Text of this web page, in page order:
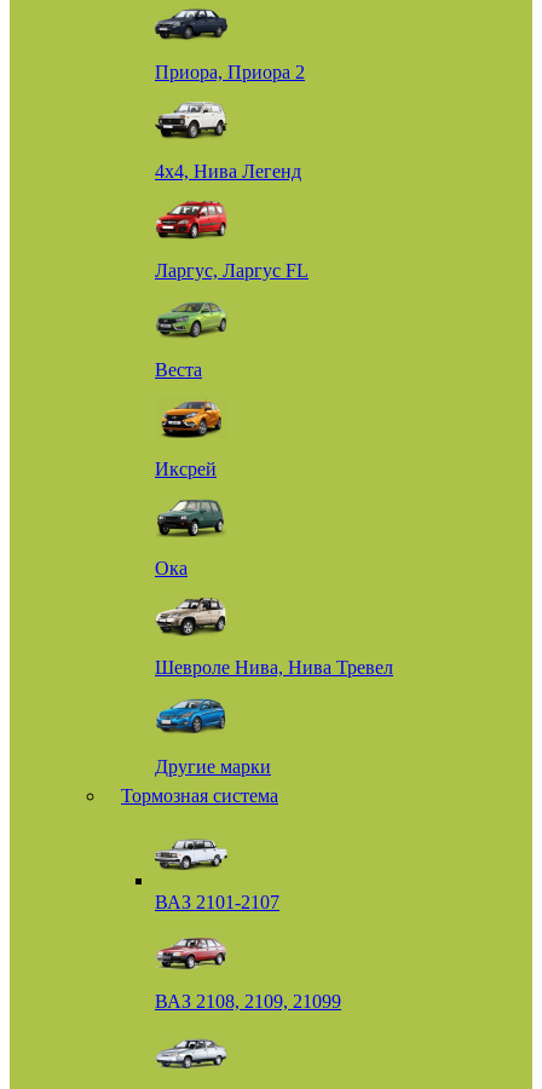
Приора, Приора 2
4х4, Нива Легенд
Ларгус, Ларгус FL
Веста
Иксрей
Ока
Шевроле Нива, Нива Тревел
Другие марки
Тормозная система
ВАЗ 2101-2107
ВАЗ 2108, 2109, 21099